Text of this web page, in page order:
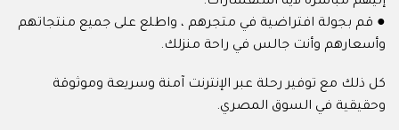
● قم بجولة افتراضية في متجرهم ، واطلع على جميع منتجاتهم
وأسعارهم وأنت جالس في راحة منزلك.
كل ذلك مع توفير رحلة عبر الإنترنت آمنة وسريعة وموثوقة
وحقيقية في السوق المصري.